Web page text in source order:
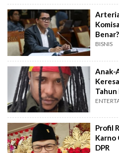
Benar?
BISNIS
Anak-
Tahun
Profil
Karno
DPR